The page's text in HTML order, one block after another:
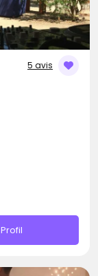
5 avis
Profil